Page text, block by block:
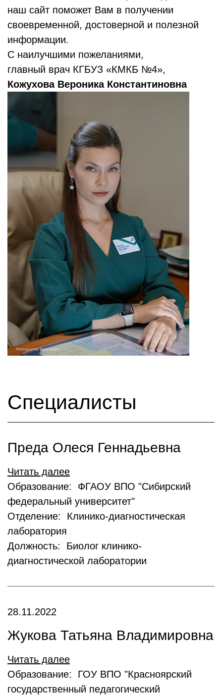
наш сайт поможет Вам в получении
своевременной, достоверной и полезной
информации.
С наилучшими пожеланиями,
главный врач КГБУЗ «КМКБ №4»,
Кожухова Вероника Константиновна
Специалисты
Преда Олеся Геннадьевна
Читать далее
Образование: ФГАОУ ВПО "Сибирский
федеральный университет"
Отделение: Клинико-диагностическая
лаборатория
Должность: Биолог клинико-
диагностической лаборатории
28.11.2022
Жукова Татьяна Владимировна
Читать далее
Образование: ГОУ ВПО "Красноярский
государственный педагогический